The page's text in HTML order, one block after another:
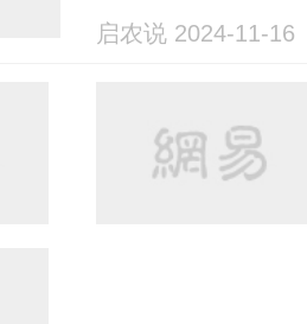
启农说 2024-11-16